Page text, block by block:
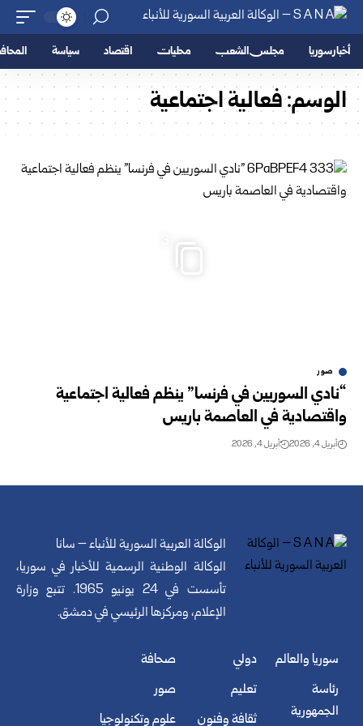
أخبار سوريا مجلس الشعب محليات اقتصاد سياسة
الوسم:فعالية اجتماعية
صور
“نادي السوريين في فرنسا” ينظم فعالية اجتماعية
واقتصادية في العاصمة باريس
أبريل 4, 2026 أبريل 4, 2026
الوكالة العربية السورية للأنباء – سانا
الوكالة الوطنية الرسمية للأخبار في سوريا،
تأسست في 24 يونيو 1965. تتبع وزارة
الإعلام، ومركزها الرئيسي في دمشق.
سوريا والعالم
رئاسة
الجمهورية
دولي
تعليم
ثقافة وفنون
صحافة
صور
علوم وتكنولوجيا